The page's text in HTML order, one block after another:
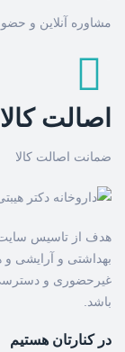
مشاوره آنلاین و حضوری ۸-۱۴ و
اصالت کالا
ضمانت اصالت کالا
هدف از تاسیس سایت
بهداشتی و آرایشی و
غیرحضوری و
باشد.
در کنارتان هستیم